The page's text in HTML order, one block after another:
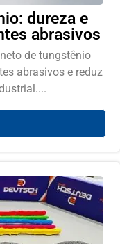
dureza e
abrasivos
de tungstênio
abrasivos e reduz